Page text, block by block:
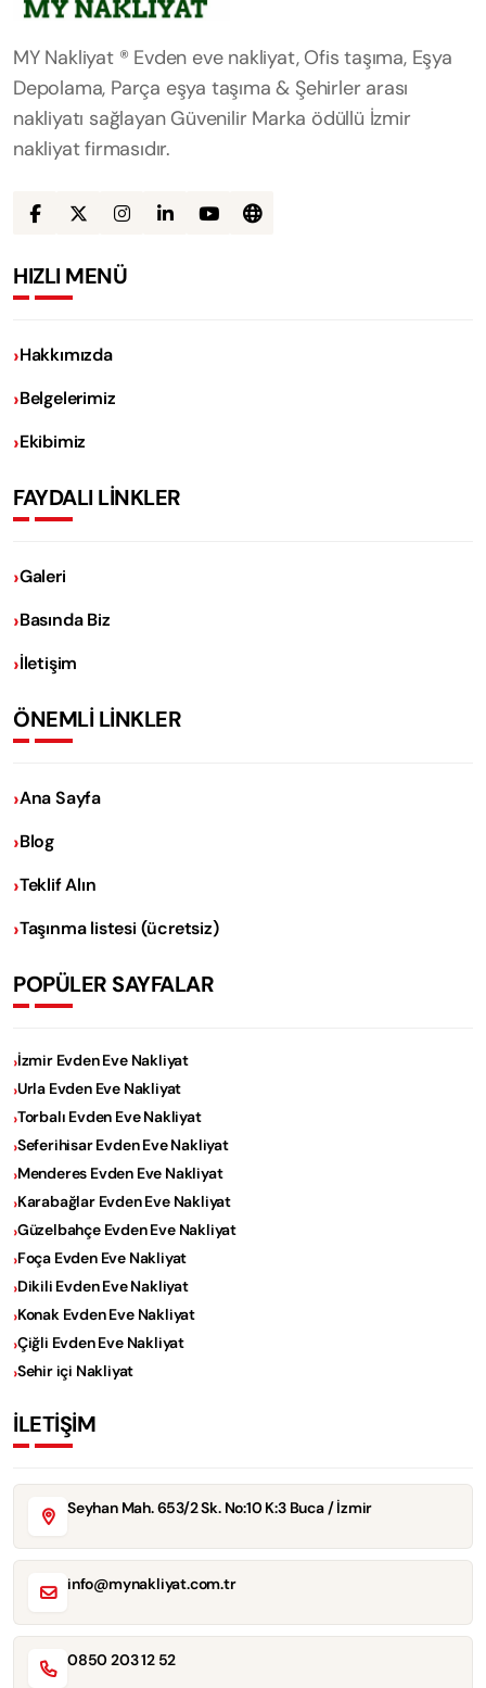
MY Nakliyat ® Evden eve nakliyat, Ofis taşıma, Eşya
Depolama, Parça eşya taşıma & Şehirler arası
nakliyatı sağlayan Güvenilir Marka ödüllü İzmir
nakliyat firmasıdır.
HIZLI MENÜ
Hakkımızda
Belgelerimiz
Ekibimiz
FAYDALI LİNKLER
Galeri
Basında Biz
İletişim
ÖNEMLİ LİNKLER
Ana Sayfa
Blog
Teklif Alın
Taşınma listesi (ücretsiz)
POPÜLER SAYFALAR
İzmir Evden Eve Nakliyat
Urla Evden Eve Nakliyat
Torbalı Evden Eve Nakliyat
Seferihisar Evden Eve Nakliyat
Menderes Evden Eve Nakliyat
Karabağlar Evden Eve Nakliyat
Güzelbahçe Evden Eve Nakliyat
Foça Evden Eve Nakliyat
Dikili Evden Eve Nakliyat
Konak Evden Eve Nakliyat
Çiğli Evden Eve Nakliyat
Sehir içi Nakliyat
İLETİŞİM
Seyhan Mah. 653/2 Sk. No:10 K:3 Buca / İzmir
info@mynakliyat.com.tr
0850 203 12 52